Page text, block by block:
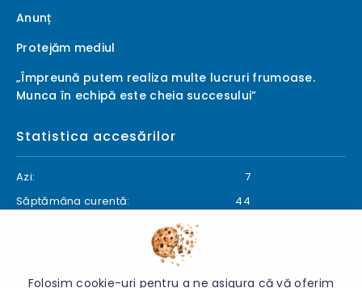
Anunț
Protejăm mediul
„Împreună putem realiza multe lucruri frumoase.
Munca în echipă este cheia succesului”
Statistica accesărilor
Azi:
7
Săptămâna curentă:
44
Folosim cookie-uri pentru a ne asigura că vă oferim